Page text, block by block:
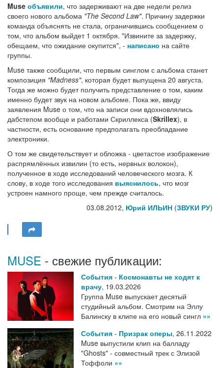
Muse объявили, что задерживают на две недели релиз
своего нового альбома "The Second Law". Причину задержки
команда объяснять не стала, ограничившись сообщением о
том, что альбом выйдет 1 октября. "Извините за задержку,
обещаем, что ожидание окупится", - написано на сайте
группы.
Muse также сообщили, что первым синглом с альбома станет
композиция "Madness", которая будет выпущена 20 августа.
Тогда же можно будет получить представление о том, каким
именно будет звук на новом альбоме. Пока же, ввиду
заявления Muse о том, что на записи они вдохновлялись
дабстепом вообще и работами Скриллекса (Skrillex), в
частности, есть основание предполагать преобладание
электроники.
О том же свидетельствует и обложка - цветастое изображение
распрямлённых извилин (то есть, нервных волокон),
полученное в ходе исследований человеческого мозга. К
слову, в ходе того исследования выяснилось, что мозг
устроен намного проще, чем прежде считалось.
03.08.2012, Юрий ИЛЬИН (ЗВУКИ РУ)
MUSE - свежие публикации:
События - Космонавты не ходят к
врачу, 19.03.2026
Группа Muse выпускает десятый
студийный альбом. Смотрим на Эллу
Балинску в клипе на его новый сингл »»
События - Призрак оперы, 26.11.2022
Muse выпустили клип на балладу
"Ghosts" - совместный трек с Элизой
Тоффоли »»